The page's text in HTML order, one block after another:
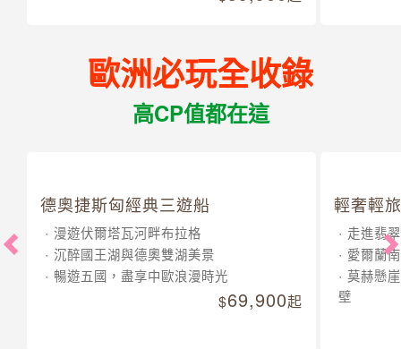
歐洲必玩全收錄
高CP值都在這
德奧捷斯匈經典三遊船
漫遊伏爾塔瓦河畔布拉格
沉醉國王湖與德奧雙湖美景
暢遊五國，盡享中歐浪漫時光
69,900起
輕奢輕
走進翡
愛爾蘭
莫赫懸
壁